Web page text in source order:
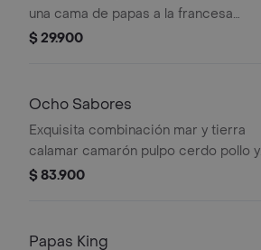
una cama de papas a la francesa
cubiertas con carne de res salteada
$ 29.900
Ocho Sabores
Exquisita combinación mar y tierra
calamar camarón pulpo cerdo pollo y
carne de res salteado con vegetales
$ 83.900
Papas King